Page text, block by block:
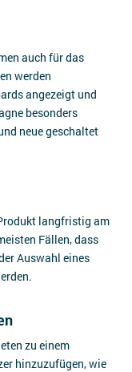
auch für das
werden
angezeigt und
besonders
neue geschaltet
langfristig am
Fällen, dass
Auswahl eines
zu einem
hinzuzufügen, wie